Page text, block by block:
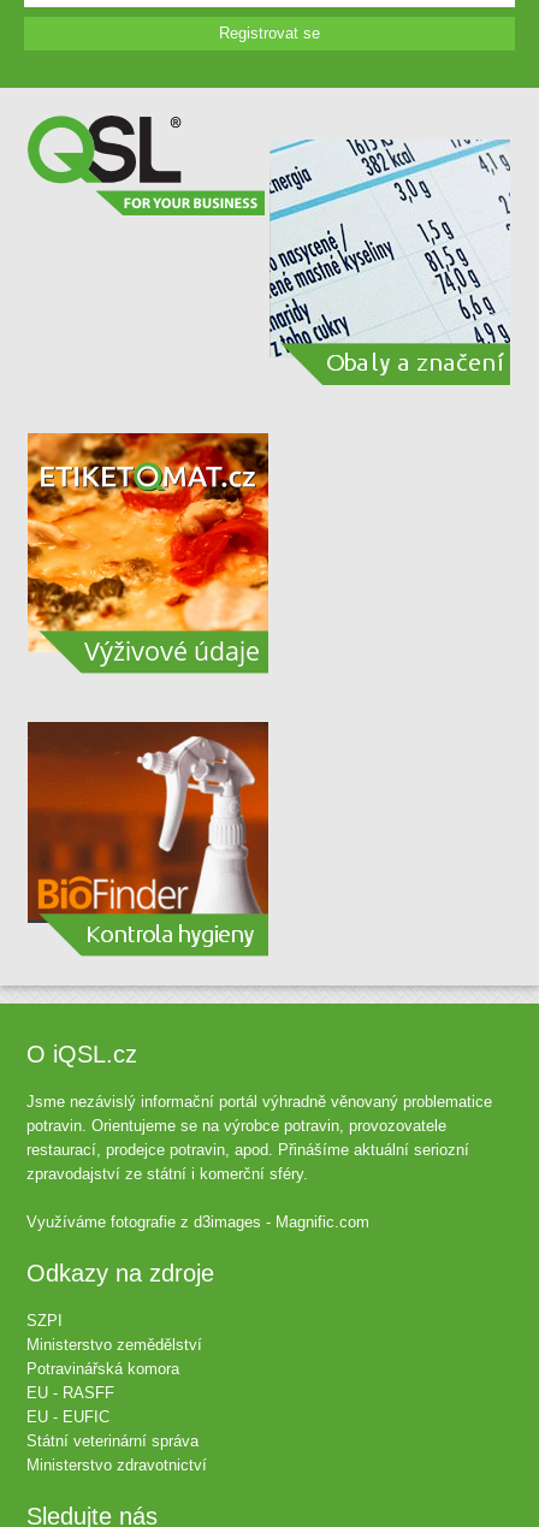
Registrovat se
O iQSL.cz
Jsme nezávislý informační portál výhradně věnovaný problematice
potravin. Orientujeme se na výrobce potravin, provozovatele
restaurací, prodejce potravin, apod. Přinášíme aktuální seriozní
zpravodajství ze státní i komerční sféry.
Využíváme fotografie zd3images - Magnific.com
Odkazy na zdroje
SZPI
Ministerstvo zemědělství
Potravinářská komora
EU - RASFF
EU - EUFIC
Státní veterinární správa
Ministerstvo zdravotnictví
Sledujte nás